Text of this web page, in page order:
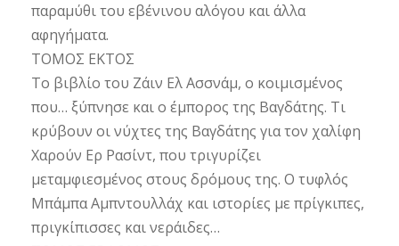
παραμύθι του εβένινου αλόγου και άλλα
αφηγήματα.
ΤΟΜΟΣ ΕΚΤΟΣ
Το βιβλίο του Ζάιν Ελ Ασσνάμ, ο κοιμισμένος
που… ξύπνησε και ο έμπορος της Βαγδάτης. Τι
κρύβουν οι νύχτες της Βαγδάτης για τον χαλίφη
Χαρούν Ερ Ρασίντ, που τριγυρίζει
μεταμφιεσμένος στους δρόμους της. Ο τυφλός
Μπάμπα Αμπντουλλάχ και ιστορίες με πρίγκιπες,
πριγκίπισσες και νεράιδες…